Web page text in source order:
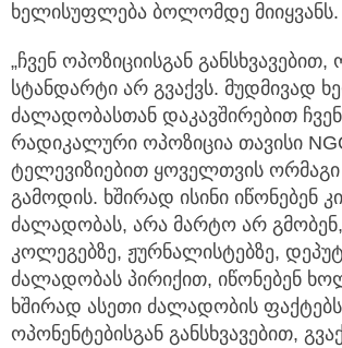
ხელისუფლება ბოლომდე მიიყვანს.
„ჩვენ ოპოზიციისგან განსხვავებით,
სტანდარტი არ გვაქვს. მუდმივად
ძალადობასთან დაკავშირებით
რადიკალური ოპოზიცია თავისი
ტელევიზიებით ყოველთვის
გამოდის. ხშირად ისინი იწონებენ
ძალადობას, არა მარტო არ
კოლეგებზე, ჟურნალისტებზე,
ძალადობას პირიქით, იწონებენ
ხშირად ასეთი ძალადობის ფაქტებს.
ოპონენტებისგან განსხვავებით,